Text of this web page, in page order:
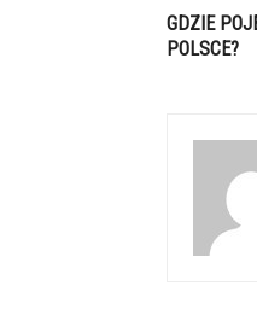
GDZIE
POLSCE?